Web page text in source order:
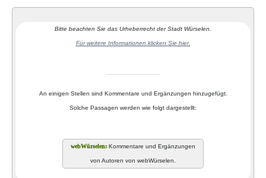
Bitte beachten Sie das Urheberrecht der Stadt Würselen.
Für weitere Informationen klicken Sie hier.
An einigen Stellen sind Kommentare und Ergänzungen hinzugefügt.
Solche Passagen werden wie folgt dargestellt:
Kommentare und Ergänzungen
von Autoren von webWürselen.